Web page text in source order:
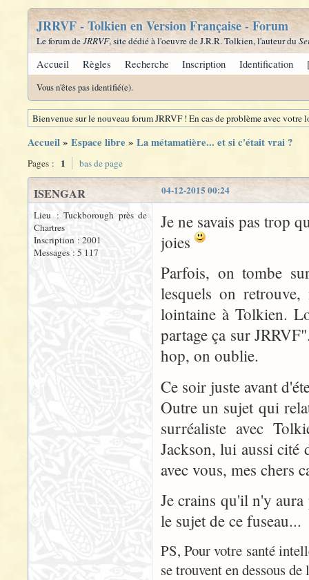
JRRVF - Tolkien en Version Française - Forum
Le forum deJRRVF, site dédié à l'oeuvre de J.R.R. Tolkien, l'auteur du
Accueil Règles Recherche Inscription Identification
Vous n'êtes pas identifié(e).
Bienvenue sur le nouveau forum JRRVF ! En cas de problème avec
Accueil» Espace libre » La métamatière... et si c'était vrai ?
Pages : 1 bas de page
04-12-2015 00:24
ISENGAR
Lieu : Tuckborough près de
Chartres
Inscription : 2001
Messages : 5 117
Je ne savais pas trop
joies
Parfois, on tombe
lesquels on retrouve,
lointaine à Tolkien.
partage ça sur
hop, on oublie.
Ce soir juste avant
Outre un sujet qui
surréaliste avec
Jackson, lui aussi cité
avec vous, mes chers
Je crains qu'il n'y
le sujet de ce fuseau...
PS, Pour votre santé
se trouvent en dessous